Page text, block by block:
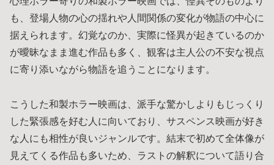
も、登場人物の心の揺れや人間関係の変化が物語の中心に
据えられます。幻覚なのか、実際に怪異が起きているのか
が曖昧なまま進む作品も多く、観客は主人公の不安な視点
に寄り添いながら物語を追うことになります。
こうした和製ホラー映画は、派手な驚かしよりもじっくり
した緊張感を好む人に向いており、サスペンス映画が好き
な人にも相性が良いジャンルです。結末で初めて全体像が
見えてくる作品も多いため、ラストの解釈について語り合